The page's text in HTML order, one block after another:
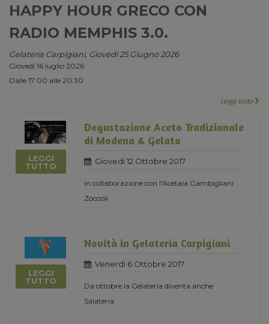
HAPPY HOUR GRECO CON
RADIO MEMPHIS 3.0.
Gelateria Carpigiani, Giovedi 25 Giugno 2026
Giovedì 16 luglio 2026
Dalle 17:00 alle 20:30
Leggi tutto
LEGGI
TUTTO
Degustazione Aceto Tradizionale
di Modena & Gelato
Giovedi 12 Ottobre 2017
in collaborazione con l'Acetaia Gambigliani
Zoccoli
LEGGI
TUTTO
Novità in Gelateria Carpigiani
Venerdi 6 Ottobre 2017
Da ottobre la Gelateria diventa anche
Salateria